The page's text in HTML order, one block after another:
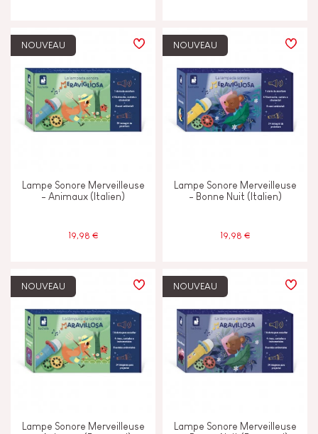
Marcher courir & bouger
Mémoriser & assimiler
Lumière
Musical / Sonore
Peinture à l'eau
NOUVEAU
Lampe Sonore Merveilleuse
- Animaux (Italien)
19,98 €
NOUVEAU
Lampe Sonore Merveilleuse
- Bonne Nuit (Italien)
19,98 €
NOUVEAU
Lampe Sonore Merveilleuse
NOUVEAU
Lampe Sonore Merveilleuse